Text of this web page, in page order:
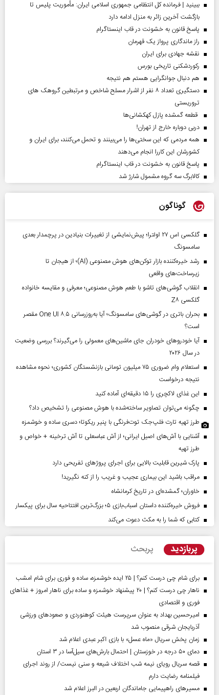
ببینید | فرمانده کل انتظامی جمهوری اسلامی ایران­: مأموریت پلیس تا
بازگشت آخرین زائر به منزل ادامه دارد
پاسخ قانون به خشونت در قاب اینستاگرام
راز ماندگاری پرواز یک قهرمان
نقشه جهادی برای ایران
رکوردشکنی تاریخی بورس
هم دنبال جوانگرایی هستم هم نتیجه
دستگیری تعداد ۸ نفر از اشرار مسلح شاخص و مرتبطین گروهک های
تروریستی
قطعه گمشده پازل کهکشانی‌ها
دربی دوباره خارج از تهران!
همه مردمی که این سختی‌ها را می‌بینند و تحمل می‌کنند، برای ایران و
کشورشان این کاررا انجام می‌دهند
پاسخ قانون به خشونت در قاب اینستاگرام
کالابرگ سه گروه مشمول شارژ شد
گوناگون
گلکسی اس ۲۷ اولترا؛ پیش‌نمایشی از تغییرات بنیادین در پرچمدار بعدی
سامسونگ
رشد خیره‌کننده بازار توکن‌های هوش مصنوعی (AI)؛ از هیجان تا
زیرساخت‌های واقعی
انقلاب گوشی‌های تاشو‌ با طعم هوش مصنوعی؛ معرفی و مقایسه خانواده
گلکسی Z۸
بحران باتری در گوشی‌های سامسونگ؛ آیا به‌روزرسانی One UI ۸.۵ مقصر
است؟
آیا خودروهای خودران جای ماشین‌های معمولی را می‌گیرند؟ بررسی وضعیت
در سال ۲۰۲۶
استعلام وام ضروری ۷۵ میلیون تومانی بازنشستگان کشوری؛ نحوه مشاهده
نتیجه درخواست
این غذای لاکچری را ۱۵ دقیقه‌ای آماده کنید
چگونه می‌توان تصاویر ساخته‌شده با هوش مصنوعی را تشخیص داد؟
طرز تهیه تارت فلپ‌جک توت‌فرنگی با پنیر ریکوتا؛ دسری ساده و خوشمزه
آشنایی با آش‌های اصیل ایرانی؛ از آش عباسعلی تا آش ترخینه + خواص و
طرز تهیه
پارک شیرین قابلیت‌ بالایی برای اجرای پروژهای تفریحی دارد
مراقب باشید این بیماری عجیب و غریب را از کنه نگیرید!
خاوران؛ گمشده‌ای در تاریخ کرمانشاه
فروش خیره‌کننده داستان اسباب‌بازی ۵؛ بزرگ‌ترین افتتاحیه سال برای پیکسار
کتابی که شما را به مکث دعوت می‌کند
پربازدید پربحث
برای شام چی درست کنم؟ | ۲۵ ایده خوشمزه، ساده و فوری برای شام امشب
ناهار چی درست کنم؟ | ۲۰ پیشنهاد خوشمزه و ساده برای ناهار امروز + غذاهای
فوری و اقتصادی
امیرحسین بهداد به عنوان سرپرست هیئت کوهنوردی و صعودهای ورزشی
آذربایجان شرقی منصوب شد
زمان پخش سریال «ماه عسل» با بازی اکبر عبدی اعلام شد
دمای ۵۰ درجه در خوزستان | احتمال بارش‌های سیل‌آسا در ۳ استان
قصه سریال رویای نیمه شب اختلاف شیعه و سنی نیست/ از روند اجرای
فیلمنامه رضایت دارم
مسیر‌های راهپیمایی جاماندگان اربعین در البرز اعلام شد